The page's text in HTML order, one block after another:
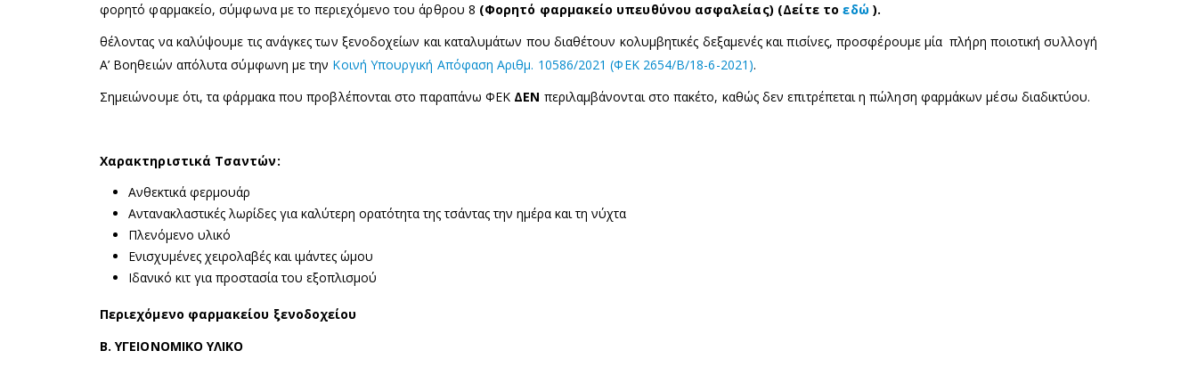
φορητό φαρμακείο, σύμφωνα με το περιεχόμενο του άρθρου 8 (Φορητό φαρμακείο υπευθύνου ασφαλείας) (Δείτε τοεδώ ).
θέλοντας να καλύψουμε τις ανάγκες των ξενοδοχείων και καταλυμάτων που διαθέτουν κολυμβητικές δεξαμενές και πισίνες, προσφέρουμε μία πλήρη ποιοτική συλλογή
Α’ Βοηθειών απόλυτα σύμφωνη με την Κοινή Υπουργική Απόφαση Αριθμ. 10586/2021 (ΦΕΚ 2654/Β/18-6-2021).
Σημειώνουμε ότι, τα φάρμακα που προβλέπονται στο παραπάνω ΦΕΚ ΔΕΝ περιλαμβάνονται στο πακέτο, καθώς δεν επιτρέπεται η πώληση φαρμάκων μέσω διαδικτύου.
Χαρακτηριστικά Τσαντών:
Ανθεκτικά φερμουάρ
Αντανακλαστικές λωρίδες για καλύτερη ορατότητα της τσάντας την ημέρα και τη νύχτα
Πλενόμενο υλικό
Ενισχυμένες χειρολαβές και ιμάντες ώμου
Ιδανικό κιτ για προστασία του εξοπλισμού
Περιεχόμενο φαρμακείου ξενοδοχείου
Β. ΥΓΕΙΟΝΟΜΙΚΟ ΥΛΙΚΟ